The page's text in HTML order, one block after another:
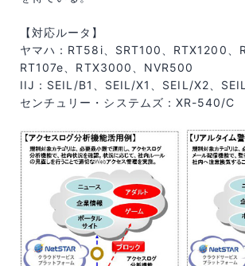
【対応ルータ】
ヤマハ：RT58i、SRT100、RTX1200、
RT107e、RTX3000、NVR500
IIJ：SEIL/B1、SEIL/X1、SEIL/X2、
センチュリー・システムズ：XR-540/C